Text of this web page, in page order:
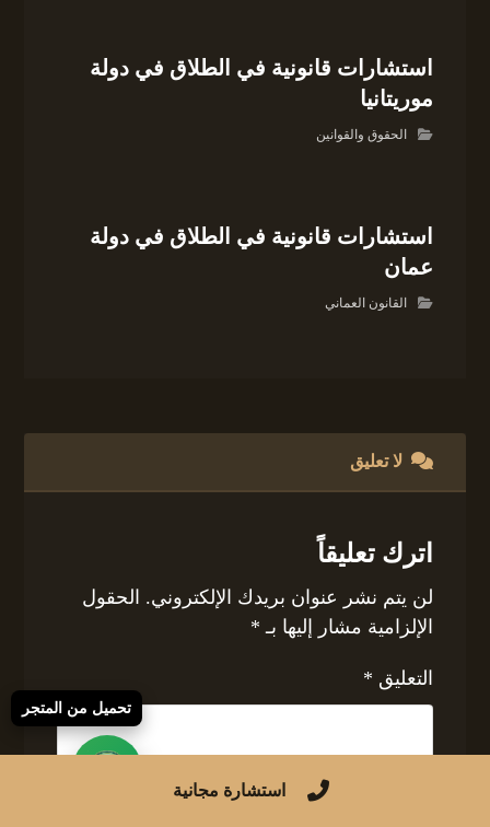
استشارات قانونية في الطلاق في دولة
موريتانيا
الحقوق والقوانين
استشارات قانونية في الطلاق في دولة
عمان
القانون العماني
لا تعليق
اترك تعليقاً
لن يتم نشر عنوان بريدك الإلكتروني. الحقول
الإلزامية مشار إليها بـ *
التعليق *
استشارة مجانية
تحميل من المتجر